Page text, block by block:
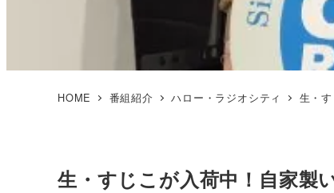
HOME 番組紹介 ハロー・ラジオシティ 生・
生・すじこが入荷中！自家製